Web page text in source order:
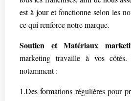
est à jour et fonctionne selon les
ce qui renforce notre marque.
Soutien et Matériaux
marketing travaille à vos
notamment :
1.Des formations régulières pour